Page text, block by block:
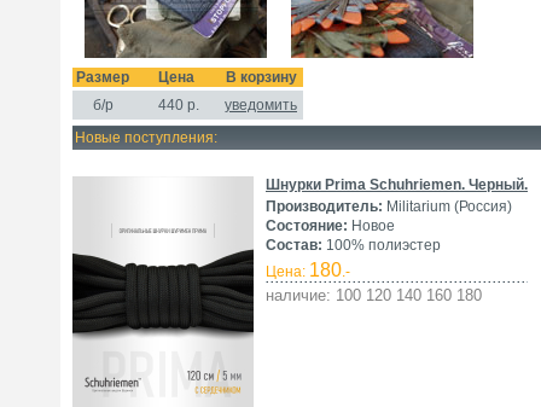
Размер Цена
В корзину
б/р
440 р.
уведомить
Новые поступления:
Шнурки Prima Schuhriemen. Черный.
Производитель: Militarium (Россия)
Состояние: Новое
Состав: 100% полиэстер
Цена: 180.-
наличие: 100 120 140 160 180